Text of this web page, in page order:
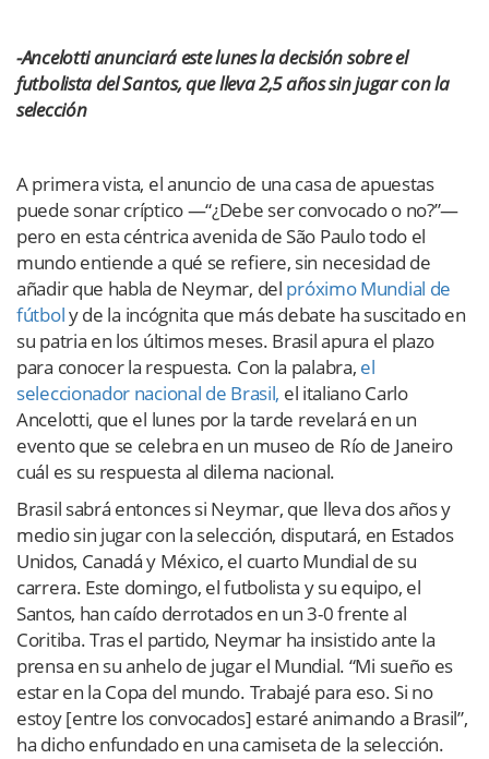
-Ancelotti anunciará este lunes la decisión sobre el
futbolista del Santos, que lleva 2,5 años sin jugar con la
selección
A primera vista, el anuncio de una casa de apuestas
puede sonar críptico —“¿Debe ser convocado o no?”—
pero en esta céntrica avenida de São Paulo todo el
mundo entiende a qué se refiere, sin necesidad de
añadir que habla de Neymar, del próximo Mundial de
fútboly de la incógnita que más debate ha suscitado en
su patria en los últimos meses. Brasil apura el plazo
para conocer la respuesta. Con la palabra, el
seleccionador nacional de Brasil, el italiano Carlo
Ancelotti, que el lunes por la tarde revelará en un
evento que se celebra en un museo de Río de Janeiro
cuál es su respuesta al dilema nacional.
Brasil sabrá entonces si Neymar, que lleva dos años y
medio sin jugar con la selección, disputará, en Estados
Unidos, Canadá y México, el cuarto Mundial de su
carrera. Este domingo, el futbolista y su equipo, el
Santos, han caído derrotados en un 3-0 frente al
Coritiba. Tras el partido, Neymar ha insistido ante la
prensa en su anhelo de jugar el Mundial. “Mi sueño es
estar en la Copa del mundo. Trabajé para eso. Si no
estoy [entre los convocados] estaré animando a Brasil”,
ha dicho enfundado en una camiseta de la selección.